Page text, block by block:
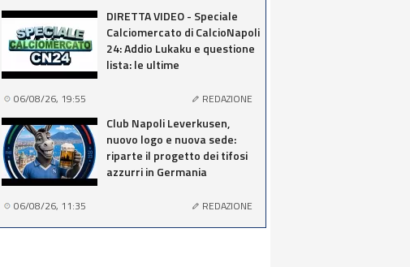
DIRETTA VIDEO - Speciale
Calciomercato di CalcioNapoli
24: Addio Lukaku e questione
lista: le ultime
06/08/26, 19:55 REDAZIONE
Club Napoli Leverkusen,
nuovo logo e nuova sede:
riparte il progetto dei tifosi
azzurri in Germania
06/08/26, 11:35 REDAZIONE